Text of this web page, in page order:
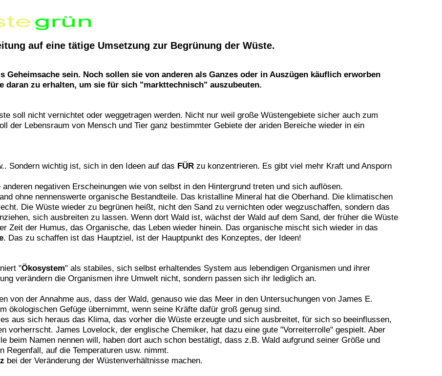
auf eine tätige Umsetzung zur Begrünung der Wüste.
Geheimsache sein. Noch sollen sie von anderen als Ganzes oder in Auszügen käuflich erworben
daran zu erhalten, um sie für sich "markttechnisch" auszubeuten.
soll nicht vernichtet oder weggetragen werden. Nicht nur weil große Wüstengebiete sicher auch zum
der Lebensraum von Mensch und Tier ganz bestimmter Gebiete der ariden Bereiche wieder in ein
Sondern wichtig ist, sich in den Ideen auf das FÜR zu konzentrieren. Es gibt viel mehr Kraft und Ansporn
negativen Erscheinungen wie von selbst in den Hintergrund treten und sich auflösen.
ohne nennenswerte organische Bestandteile. Das kristalline Mineral hat die Oberhand. Die klimatischen
Die Wüste wieder zu begrünen heißt, nicht den Sand zu vernichten oder wegzuschaffen, sondern das
sich ausbreiten zu lassen. Wenn dort Wald ist, wächst der Wald auf dem Sand, der früher die Wüste
Zeit der Humus, das Organische, das Leben wieder hinein. Das organische mischt sich wieder in das
. Das zu schaffen ist das Hauptziel, ist der Hauptpunkt des Konzeptes, der Ideen!
"Ökosystem" als stabiles, sich selbst erhaltendes System aus lebendigen Organismen und ihrer
verändern die Organismen ihre Umwelt nicht, sondern passen sich ihr lediglich an.
von der Annahme aus, dass der Wald, genauso wie das Meer in den Untersuchungen von James E.
ökologischen Gefüge übernimmt, wenn seine Kräfte dafür groß genug sind.
aus sich heraus das Klima, das vorher die Wüste erzeugte und sich ausbreitet, für sich so beeinflussen,
vorherrscht. James Lovelock, der englische Chemiker, hat dazu eine gute "Vorreiterrolle" gespielt. Aber
beim Namen nennen will, haben dort auch schon bestätigt, dass z.B. Wald aufgrund seiner Größe und
auf die Temperaturen usw. nimmt.
bei der Veränderung der Wüstenverhältnisse machen.